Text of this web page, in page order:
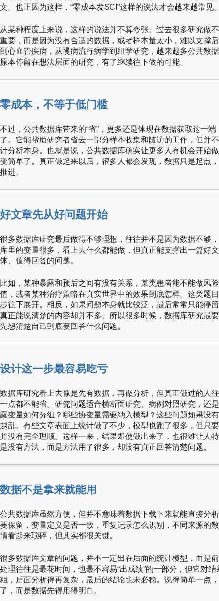
文。也正因为这样，“零成本发SCI”这样的说法才会越来越常见
从某种程度上来说，这样的说法并不算夸张。过去很多研究做
重要，而是因为没有合适的数据，或者样本量太小，难以支撑
到心血管疾病，从慢病流行病学到组学研究，越来越多公共数
原本停留在想法层面的研究，有了继续往下做的可能。
零成本，不等于低门槛
不过，公共数据库带来的“省”，更多还是体现在数据获取这一
了。它能帮助研究者省去一部分样本收集和随访的工作，但并
计分析本身。也就是说，公共数据库确实让更多人有机会开始
变简单了。真正做起来以后，很多人都会发现，数据只是起点
推进。
好文章先从好问题开始
很多数据库研究最后做得不够理想，往往并不是因为数据不够
库里的变量很多，看上去什么都能做，但真正能支撑出一篇好
体、值得回答的问题。
比如，某种暴露和预后之间有没有关系，某类患者能不能做风
值，或者某种治疗策略在真实世界中的效果到底怎样。这类题
步往下展开。相反，如果问题本身就比较泛，最后常常只能停
真正能说清楚的内容却并不多。所以很多时候，数据库研究最
先想清楚自己到底要回答什么问题。
设计这一步最容易吃亏
数据库研究看上去像是先有数据，再做分析，但真正做过的人
一点都不能省。研究问题适合横断面研究、病例对照研究，还
露变量如何分组？哪些协变量需要纳入模型？这些问题如果没
越乱。有些文章表面上统计做了不少，模型也跑了很多，但只
并没有完全理顺。这样一来，结果即使做出来了，也很难让人
是没有方法，而是方法用了很多，却没有真正回答清楚问题。
数据不是拿来就能用
公共数据库虽然方便，但并不意味着数据下载下来就能直接分
要保留，变量定义是否一致，重复记录怎么识别，不同来源的
情看起来琐碎，但其实都很关键。
很多数据库文章的问题，并不一定出在后面的统计模型，而是
处理往往是最花时间，也最不容易“出成绩”的一部分，但它对
粗，后面分析得再复杂，最后的结论也未必稳。说得简单一点
了，而是数据先得用得明白。